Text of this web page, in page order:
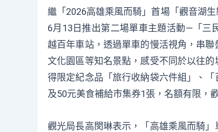
繼「2026高雄乘風而騎」首場「觀音湖
6月13日推出第二場單車主題活動—「三
越百年車站，透過單車的慢活視角，串
文化園區等知名景點，感受不同於以往
得限定紀念品「旅行收納袋六件組」、
及50元美食補給市集券1張，名額有限，
觀光局長高閔琳表示，「高雄乘風而騎